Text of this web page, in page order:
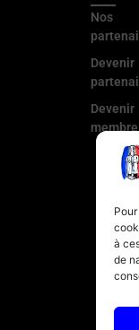
à
de
Nos
Devenir
Devenir
membre